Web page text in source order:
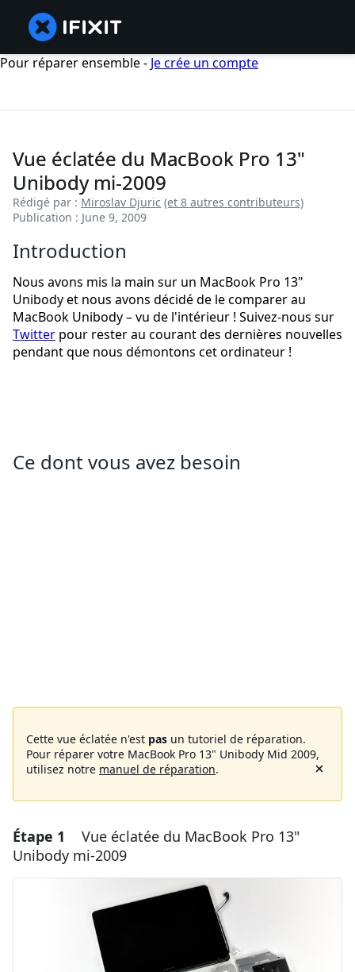
Pour réparer ensemble - Je crée un compte
Vue éclatée du MacBook Pro 13"
Unibody mi-2009
Rédigé par : Miroslav Djuric (et 8 autres contributeurs)
Publication : June 9, 2009
Introduction
Nous avons mis la main sur un MacBook Pro 13"
Unibody et nous avons décidé de le comparer au
MacBook Unibody – vu de l'intérieur ! Suivez-nous sur
Twitter pour rester au courant des dernières nouvelles
pendant que nous démontons cet ordinateur !
Ce dont vous avez besoin
Cette vue éclatée n'est pas un tutoriel de réparation.
Pour réparer votre MacBook Pro 13" Unibody Mid 2009,
utilisez notre manuel de réparation.
Étape 1
Vue éclatée du MacBook Pro 13"
Unibody mi-2009